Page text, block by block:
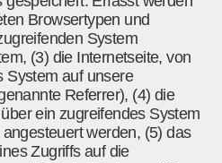
Browsertypen und
System
(3) die Internetseite, von
System auf unsere
Referrer), (4) die
ein zugreifendes System
werden, (5) das
Zugriffs auf die